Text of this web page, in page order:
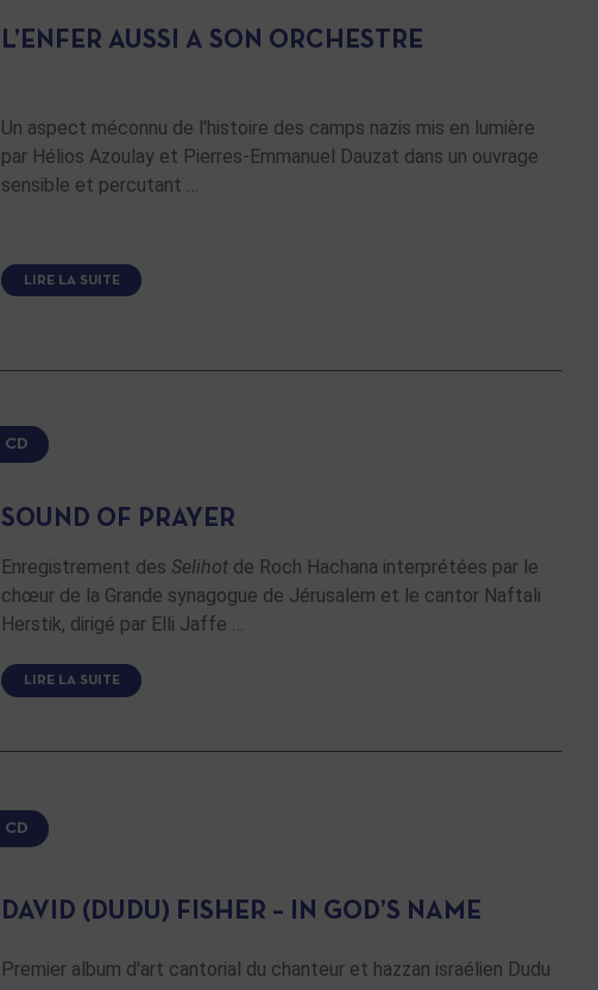
L’ENFER AUSSI A SON ORCHESTRE
Un aspect méconnu de l'histoire des camps nazis mis en lumière
par Hélios Azoulay et Pierres-Emmanuel Dauzat dans un ouvrage
sensible et percutant …
LIRE LA SUITE
CD
SOUND OF PRAYER
Enregistrement des Selihot de Roch Hachana interprétées par le
chœur de la Grande synagogue de Jérusalem et le cantor Naftali
Herstik, dirigé par Elli Jaffe …
LIRE LA SUITE
CD
DAVID (DUDU) FISHER – IN GOD’S NAME
Premier album d'art cantorial du chanteur et hazzan israélien Dudu